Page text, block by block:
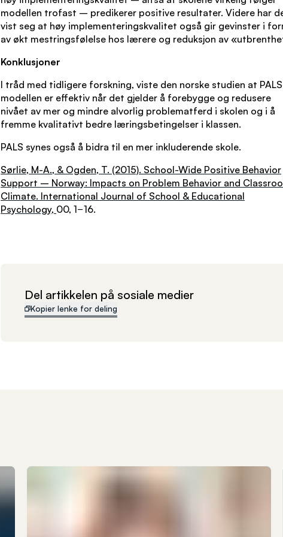
modellen trofast – predikerer positive resultater. Videre har
vist seg at høy implementeringskvalitet også gir gevinster i
av økt mestringsfølelse hos lærere og reduksjon av
Konklusjoner
I tråd med tidligere forskning, viste den norske studien at
modellen er effektiv når det gjelder å forebygge og redusere
nivået av mer og mindre alvorlig problematferd i skolen og i å
fremme kvalitativt bedre læringsbetingelser i klassen.
PALS synes også å bidra til en mer inkluderende skole.
Sørlie, M-A., & Ogden, T. (2015). School-Wide Positive Behavior
Support – Norway: Impacts on Problem Behavior and
Climate. International Journal of School & Educational
Psychology, 00, 1−16.
Del artikkelen på sosiale medier
Kopier lenke for deling